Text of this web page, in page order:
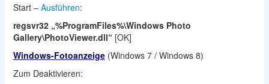
Start – Ausführen:
regsvr32 „%ProgramFiles%\Windows Photo
Gallery\PhotoViewer.dll“ [OK]
Windows-Fotoanzeige(Windows 7 / Windows 8)
Zum Deaktivieren: